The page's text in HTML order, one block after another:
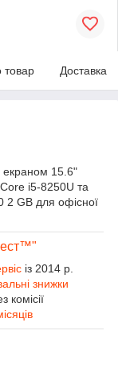
товар Доставка
екраном 15.6"
i5-8250U та
2 GB для офісної
із 2014 р.
знижки